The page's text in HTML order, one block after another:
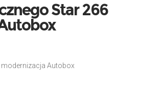
Star 266
Autobox